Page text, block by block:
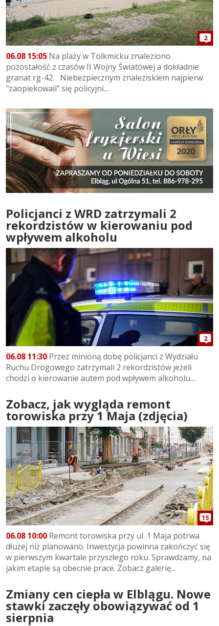
2
06.08 15:05 Na plaży w Tolkmicku znaleziono
pozostałość z czasów II Wojny Światowej a dokładnie
granat rg-42. Niebezpiecznym znaleziskiem najpierw
"zaopiekowali" się policyjni...
Policjanci z WRD zatrzymali 2
rekordzistów w kierowaniu pod
wpływem alkoholu
2
06.08 11:30 Przez minioną dobę policjanci z Wydziału
Ruchu Drogowego zatrzymali 2 rekordzistów jeżeli
chodzi o kierowanie autem pod wpływem alkoholu....
Zobacz, jak wygląda remont
torowiska przy 1 Maja (zdjęcia)
15
06.08 10:00 Remont torowiska przy ul. 1 Maja potrwa
dłużej niż planowano. Inwestycja powinna zakończyć się
w pierwszym kwartale przyszłego roku. Sprawdzamy, na
jakim etapie są obecnie prace. Zobacz galerię...
Zmiany cen ciepła w Elblągu. Nowe
stawki zaczęły obowiązywać od 1
sierpnia